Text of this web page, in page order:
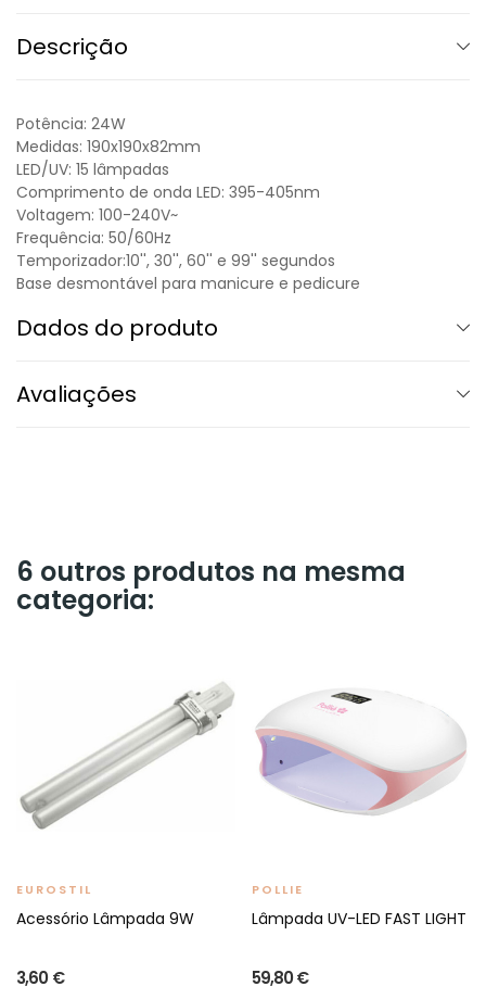
Descrição
Potência: 24W
Medidas: 190x190x82mm
LED/UV: 15 lâmpadas
Comprimento de onda LED: 395-405nm
Voltagem: 100-240V~
Frequência: 50/60Hz
Temporizador:10'', 30'', 60'' e 99'' segundos
Base desmontável para manicure e pedicure
Dados do produto
Avaliações
6 outros produtos na mesma
categoria:
EUROSTIL
Acessório Lâmpada 9W
3,60 €
POLLIE
Lâmpada UV-LED FAST LIGHT
59,80 €